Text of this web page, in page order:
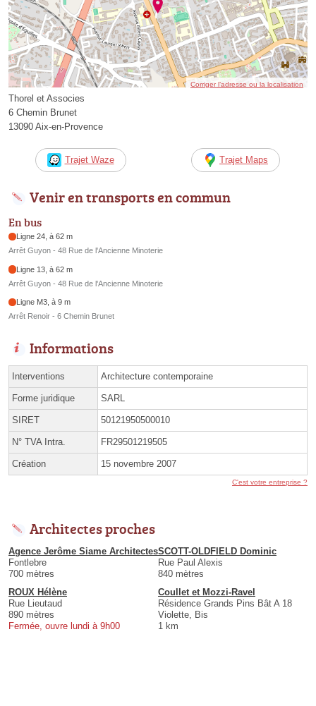
Corriger l’adresse ou la localisation
Thorel et Associes
6 Chemin Brunet
13090 Aix-en-Provence
Trajet Waze Trajet Maps
Venir en transports en commun
En bus
Ligne 24, à 62 m
Arrêt Guyon - 48 Rue de l'Ancienne Minoterie
Ligne 13, à 62 m
Arrêt Guyon - 48 Rue de l'Ancienne Minoterie
Ligne M3, à 9 m
Arrêt Renoir - 6 Chemin Brunet
Informations
Interventions Architecture contemporaine
Forme juridique SARL
SIRET 50121950500010
N° TVA Intra. FR29501219505
Création 15 novembre 2007
C'est votre entreprise ?
Architectes proches
Agence Jerôme Siame Architectes
Fontlebre
700 mètres
SCOTT-OLDFIELD Dominic
Rue Paul Alexis
840 mètres
ROUX Hélène
Rue Lieutaud
890 mètres
Fermée, ouvre lundi à 9h00
Coullet et Mozzi-Ravel
Résidence Grands Pins Bât A 18
Violette, Bis
1 km